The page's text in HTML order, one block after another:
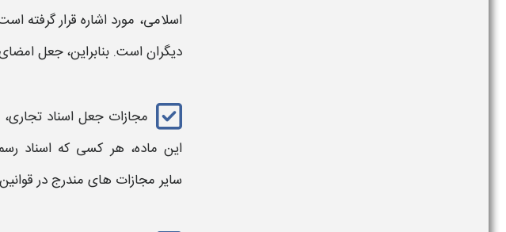
اسلامی، مورد اشاره قرار گرفته است. طبق
دیگران است. بنابراین،جعل
مجازات جعلاسناد تجاری،
این ماده، هر کسی که اسناد
سایر مجازات های مندرج در